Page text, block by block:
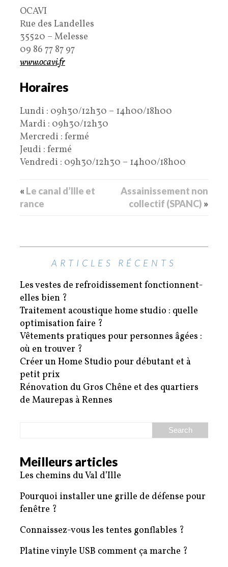
OCAVI
Rue des Landelles
35520 – Melesse
09 86 77 87 97
www.ocavi.fr
Horaires
Lundi : 09h30/12h30 – 14h00/18h00
Mardi : 09h30/12h30
Mercredi : fermé
Jeudi : fermé
Vendredi : 09h30/12h30 – 14h00/18h00
« Le canal d’Ille et
rance
Assainissement non
collectif (SPANC) »
ARTICLES RÉCENTS
Les vestes de refroidissement fonctionnent-
elles bien ?
Traitement acoustique home studio : quelle
optimisation faire ?
Vêtements pratiques pour personnes âgées :
où en trouver ?
Créer un Home Studio pour débutant et à
petit prix
Rénovation du Gros Chêne et des quartiers
de Maurepas à Rennes
Meilleurs articles
Les chemins du Val d’Ille
Pourquoi installer une grille de défense pour
fenêtre ?
Connaissez-vous les tentes gonflables ?
Platine vinyle USB comment ça marche ?